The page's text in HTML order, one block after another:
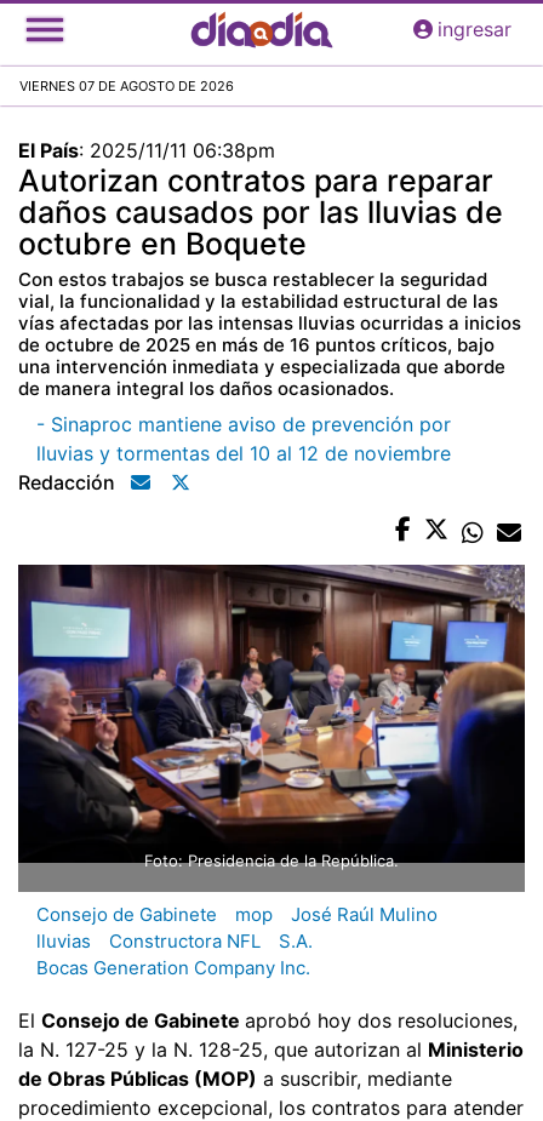
Pasar
al
principal
ingresar
VIERNES 07 DE AGOSTO DE 2026
El País: 2025/11/11 06:38pm
Autorizan contratos para reparar
daños causados por las lluvias de
octubre en Boquete
Con estos trabajos se busca restablecer la seguridad
vial, la funcionalidad y la estabilidad estructural de las
vías afectadas por las intensas lluvias ocurridas a inicios
de octubre de 2025 en más de 16 puntos críticos, bajo
una intervención inmediata y especializada que aborde
de manera integral los daños ocasionados.
- Sinaproc mantiene aviso de prevención por
lluvias y tormentas del 10 al 12 de noviembre
Redacción
Foto: Presidencia de la República.
Consejo de Gabinete mop
José Raúl Mulino
lluvias
Constructora NFL
S.A.
Bocas Generation Company Inc.
El Consejo de Gabinete aprobó hoy dos resoluciones,
la N. 127-25 y la N. 128-25, que autorizan al Ministerio
de Obras Públicas (MOP) a suscribir, mediante
procedimiento excepcional, los contratos para atender